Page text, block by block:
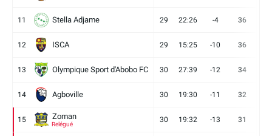
11 Stella Adjame 29 22:26 -4 36
12 ISCA 29 15:25 -10 36
13 Olympique Sport d'Abobo FC 30 27:39 -12 34
14 Agboville 30 19:30 -11 32
15 Zoman
Relégué
30 19:32 -13 31